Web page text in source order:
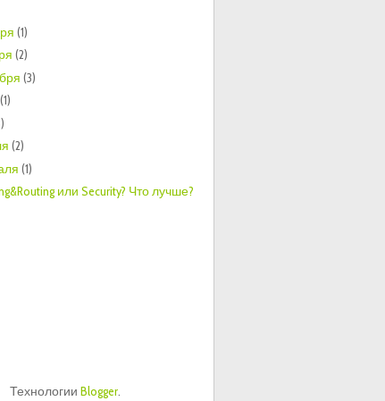
(1)
(2)
(3)
(1)
(2)
(1)
или Security? Что лучше?
Технологии Blogger.